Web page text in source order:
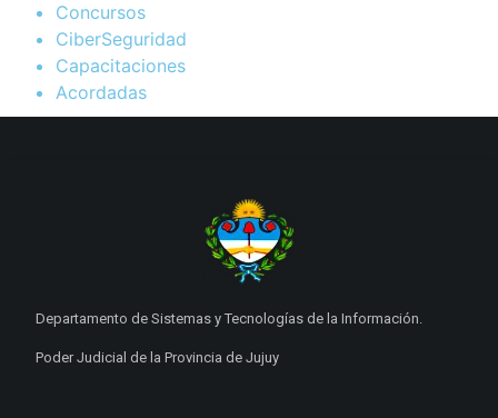
Concursos
CiberSeguridad
Capacitaciones
Acordadas
Departamento de Sistemas y Tecnologías de la Información.
Poder Judicial de la Provincia de Jujuy